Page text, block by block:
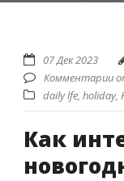
07 Дек 2023
Комментарии
daily lfe, holiday,
Как